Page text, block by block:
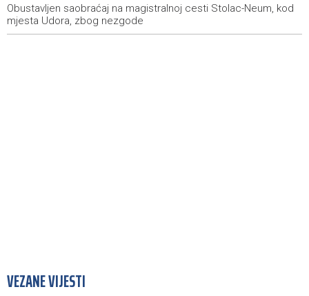
Obustavljen saobraćaj na magistralnoj cesti Stolac-Neum, kod
mjesta Udora, zbog nezgode
VEZANE VIJESTI